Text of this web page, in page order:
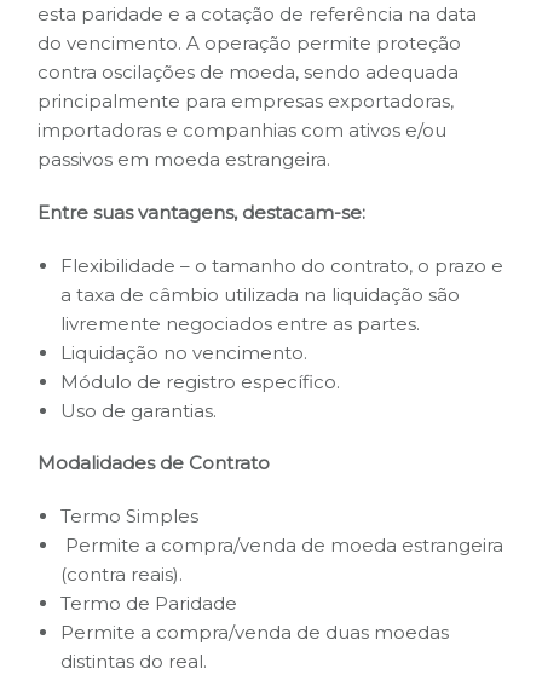
esta paridade e a cotação de referência na data
do vencimento. A operação permite proteção
contra oscilações de moeda, sendo adequada
principalmente para empresas exportadoras,
importadoras e companhias com ativos e/ou
passivos em moeda estrangeira.
Entre suas vantagens, destacam-se:
Flexibilidade – o tamanho do contrato, o prazo e
a taxa de câmbio utilizada na liquidação são
livremente negociados entre as partes.
Liquidação no vencimento.
Módulo de registro específico.
Uso de garantias.
Modalidades de Contrato
Termo Simples
Permite a compra/venda de moeda estrangeira
(contra reais).
Termo de Paridade
Permite a compra/venda de duas moedas
distintas do real.